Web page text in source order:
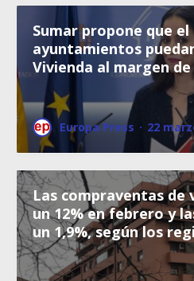
Sumar propone que
ayuntamientos
Vivienda al margen
Europa Press · 22
Las compraventas de
un 12% en febrero y
un 1,9%, según los